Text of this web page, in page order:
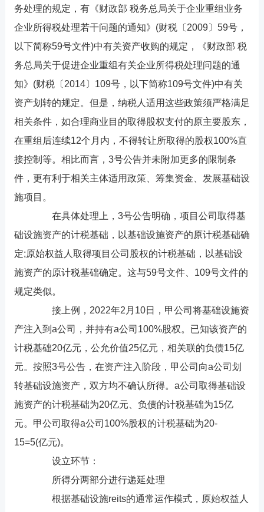
务处理的规定，有《财政部 税务总局关于企业重组业务
企业所得税处理若干问题的通知》(财税〔2009〕59号，
以下简称59号文件)中有关资产收购的规定，《财政部 税
务总局关于促进企业重组有关企业所得税处理问题的通
知》(财税〔2014〕109号，以下简称109号文件)中有关
资产划转的规定。但是，纳税人适用这些政策须严格满足
相关条件，如合理商业目的取得股权支付的原主要股东，
在重组后连续12个月内，不得转让所取得的股权100%直
接控制等。相比而言，3号公告并未附加更多的限制条
件，更有利于相关主体适用政策、筹集资金、发展基础设
施项目。
在具体处理上，3号公告明确，项目公司取得基
础设施资产的计税基础，以基础设施资产的原计税基础确
定;原始权益人取得项目公司股权的计税基础，以基础设
施资产的原计税基础确定。这与59号文件、109号文件的
规定类似。
接上例，2022年2月10日，甲公司将基础设施资
产注入到a公司，并持有a公司100%股权。已知该资产的
计税基础20亿元，公允价值25亿元，相关联的负债15亿
元。按照3号公告，在资产注入阶段，甲公司向a公司划
转基础设施资产，双方均不确认所得。a公司取得基础设
施资产的计税基础为20亿元、负债的计税基础为15亿
元。甲公司取得a公司100%股权的计税基础为20-
15=5(亿元)。
设立环节：
所得分两部分进行递延处理
根据基础设施reits的通常运作模式，原始权益人